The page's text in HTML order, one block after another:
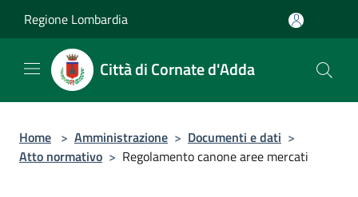
Regione Lombardia
Città di Cornate d'Adda
Home > Amministrazione > Documenti e dati >
Atto normativo > Regolamento canone aree mercati